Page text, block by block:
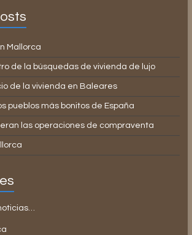
Mallorca
de la búsquedas de vivienda de lujo
de la vivienda en Baleares
pueblos más bonitos de España
las operaciones de compraventa